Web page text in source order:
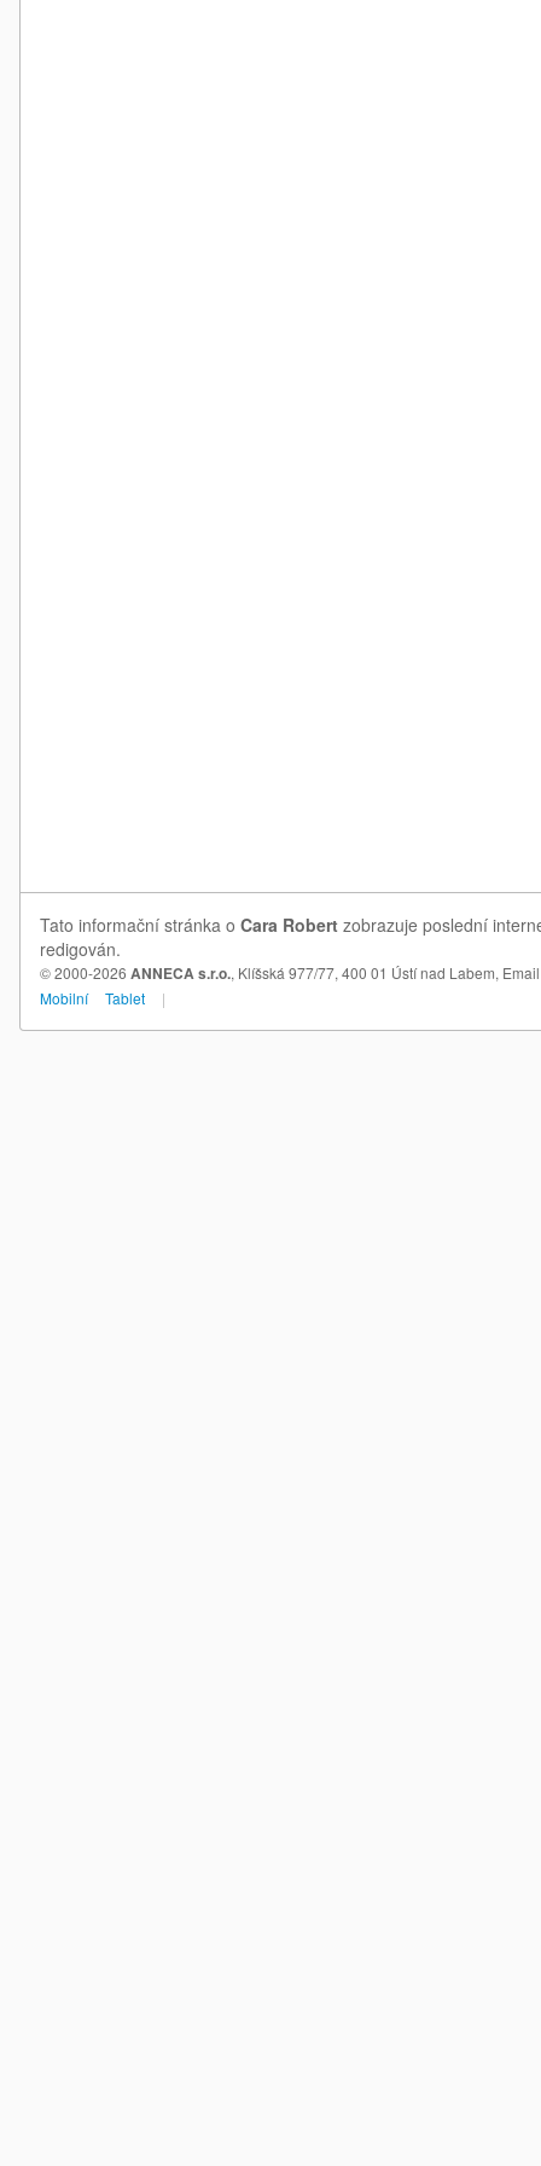
Tato informační stránka o Cara Robert zobrazuje poslední
redigován.
© 2000-2026 ANNECA s.r.o., Klíšská 977/77, 400 01 Ústí nad Labem,
Mobilní
Tablet |